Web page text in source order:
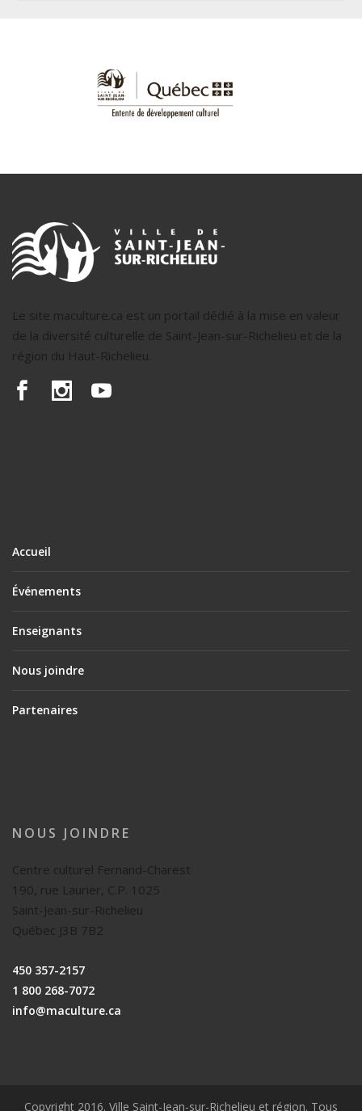
Le site maculture.ca est un portail dédié à la mise en valeur
de la diversité culturelle de Saint-Jean-sur-Richelieu et de la
région du Haut-Richelieu.
Accueil
Événements
Enseignants
Nous joindre
Partenaires
NOUS JOINDRE
Centre culturel Fernand-Charest
190, rue Laurier, C.P. 1025
Saint-Jean-sur-Richelieu
Québec J3B 7B2
450 357-2157
1 800 268-7072
info@maculture.ca
Copyright 2016. Ville Saint-Jean-sur-Richelieu et région. Tous